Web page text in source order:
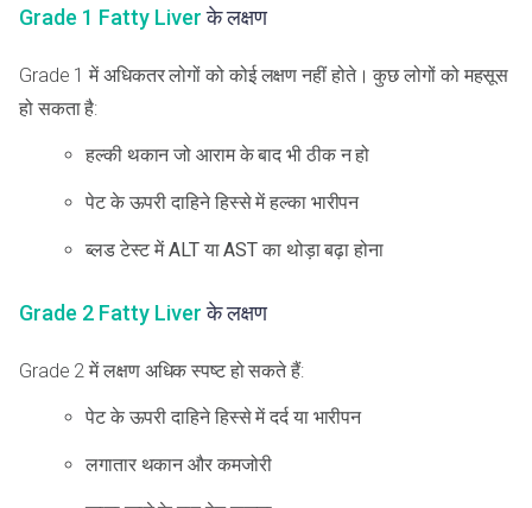
Grade 1 Fatty Liverके लक्षण
Grade 1 में अधिकतर लोगों को कोई लक्षण नहीं होते। कुछ लोगों को महसूस
हो सकता है:
हल्की थकान जो आराम के बाद भी ठीक न हो
पेट के ऊपरी दाहिने हिस्से में हल्का भारीपन
ब्लड टेस्ट में ALT या AST का थोड़ा बढ़ा होना
Grade 2 Fatty Liverके लक्षण
Grade 2 में लक्षण अधिक स्पष्ट हो सकते हैं:
पेट के ऊपरी दाहिने हिस्से में दर्द या भारीपन
लगातार थकान और कमजोरी